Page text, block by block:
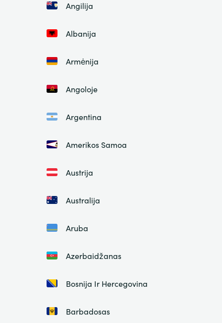
Angilija
Albanija
Armėnija
Angoloje
Argentina
Amerikos Samoa
Austrija
Australija
Aruba
Azerbaidžanas
Bosnija Ir Hercegovina
Barbadosas